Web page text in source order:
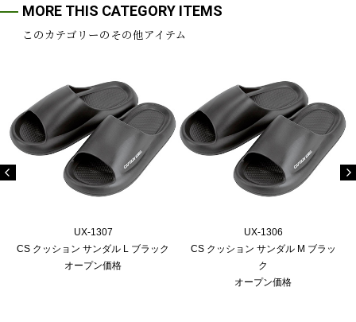
MORE THIS CATEGORY ITEMS
このカテゴリーのその他アイテム
UX-1307
CS クッション サンダル L ブラック
オープン価格
UX-1306
CS クッション サンダル M ブラッ
ク
オープン価格